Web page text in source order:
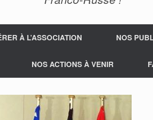
À L’ASSOCIATION NOS
NOS ACTIONS À VENIR